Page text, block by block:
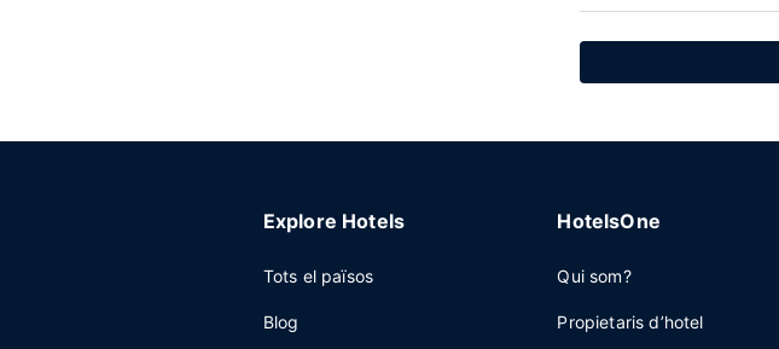
Explore Hotels
Tots el països
Blog
HotelsOne
Qui som?
Propietaris d’hotel